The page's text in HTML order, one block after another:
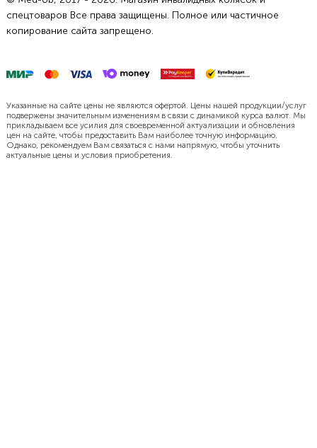
спецтоваров Все права защищены. Полное или частичное
копирование сайта запрещено.
Указанные на сайте цены не являются офертой. Цены нашей продукции/услуг
подвержены значительным изменениям в связи с динамикой курса валют. Мы
прикладываем все усилия для своевременной актуализации и обновления
цен на сайте, чтобы предоставить Вам наиболее точную информацию.
Однако, рекомендуем Вам связаться с нами напрямую, чтобы уточнить
актуальные цены и условия приобретения.